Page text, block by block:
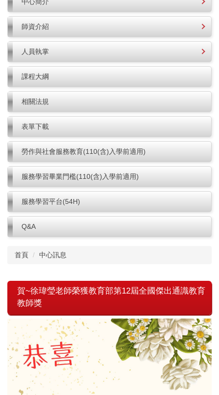
師資介紹
人員執掌
課程大綱
相關法規
表單下載
勞作與社會服務教育(110(含)入學前適用)
服務學習畢業門檻(110(含)入學前適用)
服務學習平台(54H)
Q&A
首頁 中心訊息
賀~徐瑋瑩老師榮獲教育部第12屆全國傑出通識教育
教師獎